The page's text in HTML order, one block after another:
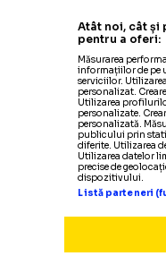
CE SE ÎNTÂMPLĂ CU
Atât noi, cât
pentru a oferi:
Măsurarea
informațiilor de pe
serviciilor.
personalizat.
Utilizarea
personalizate.
personalizată.
publicului prin
diferite. Utilizarea
Utilizarea datelor
precise de
dispozitivului.
Listă parteneri